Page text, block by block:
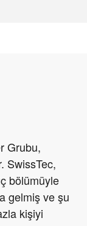
Grubu,
SwissTec,
bölümüyle
gelmiş ve şu
kişiyi